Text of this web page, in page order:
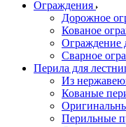
Ограждения
Дорожное
Кованое
Ограждение
Сварное
Перила для
Из
Кованые
Перильные